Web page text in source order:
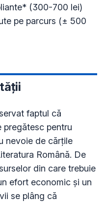
(300-700 lei)
pe parcurs (± 500
faptul că
pregătesc pentru
nevoie de cărţile
Română. De
din care trebuie
efort economic şi un
se plâng că